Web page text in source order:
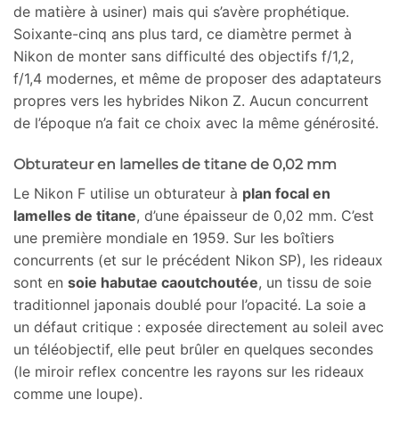
de matière à usiner) mais qui s’avère prophétique.
Soixante-cinq ans plus tard, ce diamètre permet à
Nikon de monter sans difficulté des objectifs f/1,2,
f/1,4 modernes, et même de proposer des adaptateurs
propres vers les hybrides Nikon Z. Aucun concurrent
de l’époque n’a fait ce choix avec la même générosité.
Obturateur en lamelles de titane de 0,02 mm
Le Nikon F utilise un obturateur à plan focal en
lamelles de titane, d’une épaisseur de 0,02 mm. C’est
une première mondiale en 1959. Sur les boîtiers
concurrents (et sur le précédent Nikon SP), les rideaux
sont en soie habutae caoutchoutée, un tissu de soie
traditionnel japonais doublé pour l’opacité. La soie a
un défaut critique : exposée directement au soleil avec
un téléobjectif, elle peut brûler en quelques secondes
(le miroir reflex concentre les rayons sur les rideaux
comme une loupe).